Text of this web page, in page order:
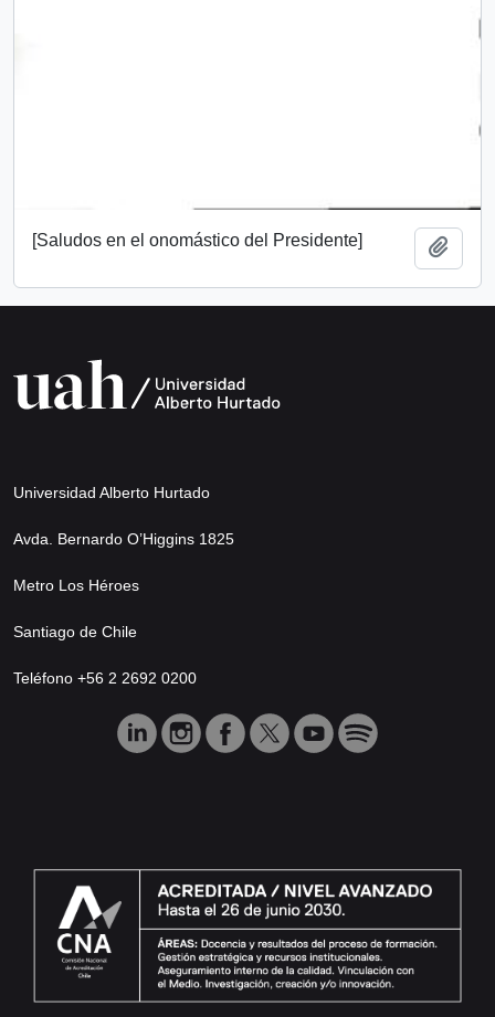
[Saludos en el onomástico del Presidente]
Universidad Alberto Hurtado
Avda. Bernardo O’Higgins 1825
Metro Los Héroes
Santiago de Chile
Teléfono +56 2 2692 0200